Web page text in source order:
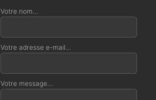
Votre nom...
Votre adresse e-mail...
Votre message...